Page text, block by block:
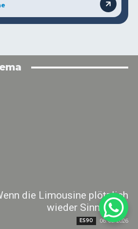
die Limousine plötzlich
wieder Sinn ergibt
ES90 06. 08. 2026